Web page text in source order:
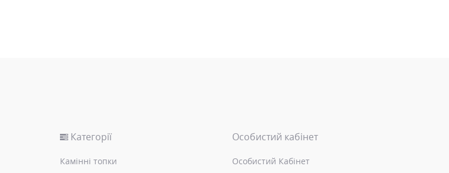
Категорії
Камінні топки
Особистий кабінет
Особистий Кабінет